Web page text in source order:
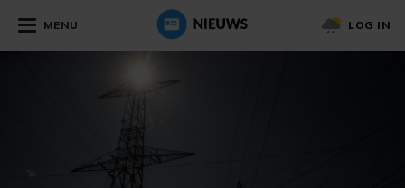
MENU LOG IN